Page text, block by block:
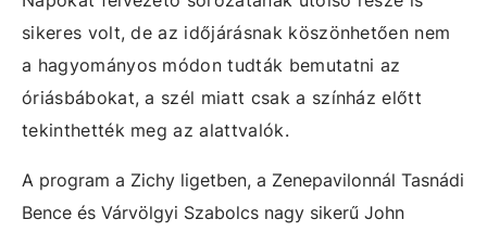
sikeres volt, de az időjárásnak köszönhetően nem
a hagyományos módon tudták bemutatni az
óriásbábokat, a szél miatt csak a színház előtt
tekinthették meg az alattvalók.
A program a Zichy ligetben, a Zenepavilonnál Tasnádi
Bence és Várvölgyi Szabolcs nagy sikerű John